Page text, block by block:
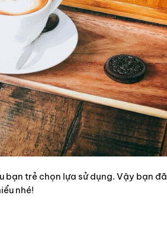
bạn trẻ chọn lựa sử dụng. Vậy bạn đã
nhé!